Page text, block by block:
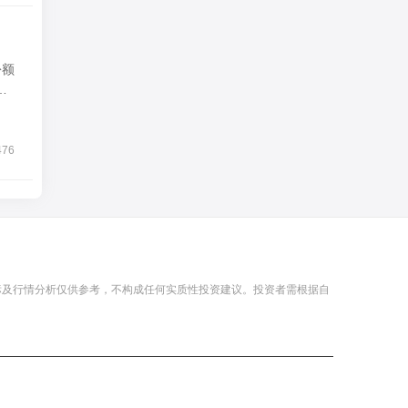
行情分析仅供参考，不构成任何实质性投资建议。投资者需根据自